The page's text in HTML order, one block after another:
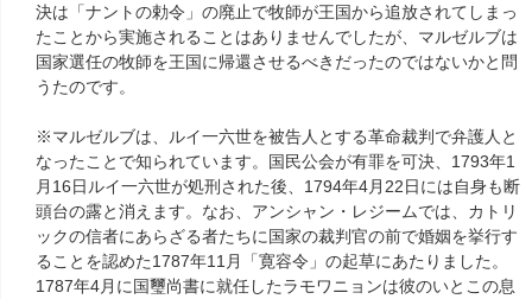
決は「ナントの勅令」の廃止で牧師が王国から追放されてしまっ
たことから実施されることはありませんでしたが、マルゼルブは
国家選任の牧師を王国に帰還させるべきだったのではないかと問
うたのです。
※マルゼルブは、ルイ一六世を被告人とする革命裁判で弁護人と
なったことで知られています。国民公会が有罪を可決、1793年1
月16日ルイ一六世が処刑された後、1794年4月22日には自身も断
頭台の露と消えます。なお、アンシャン・レジームでは、カトリ
ックの信者にあらざる者たちに国家の裁判官の前で婚姻を挙行す
ることを認めた1787年11月「寛容令」の起草にあたりました。
1787年4月に国璽尚書に就任したラモワニョンは彼のいとこの息